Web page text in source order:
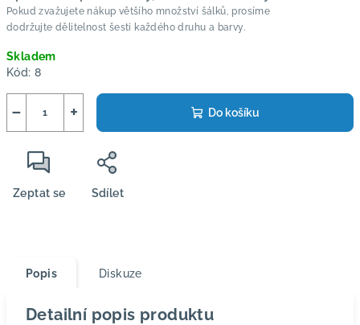
cena:
Pokud zvažujete nákup většího množství šálků, prosíme
dodržujte dělitelnost šesti každého druhu a barvy.
Skladem
Kód: 8
+
− Do košíku
Zeptat se Sdílet
Popis Diskuze
Detailní popis produktu